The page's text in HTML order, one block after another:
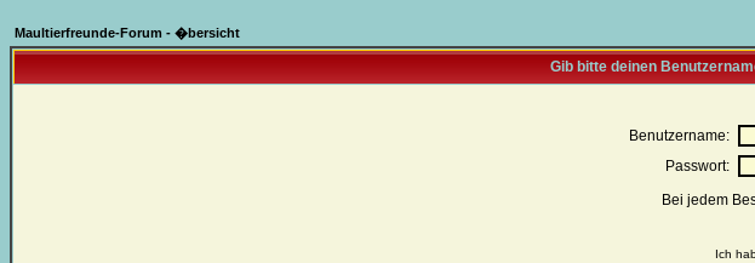
Maultierfreunde-Forum - �bersicht
Gib bitte deinen
Benutzername:
Passwort:
Bei jedem
Ich